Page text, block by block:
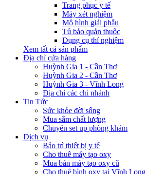
Trang phục y tế
Máy xét nghiệm
Mô hình giải phẫu
Tủ bảo quản thuốc
Dụng cụ thí nghiệm
Xem tất cả sản phẩm
Địa chỉ cửa hàng
Huỳnh Gia 1 - Cần Thơ
Huỳnh Gia 2 - Cần Thơ
Huỳnh Gia 3 - Vĩnh Long
Địa chỉ các chi nhánh
Tin Tức
Sức khỏe đời sống
Mua sắm chất lượng
Chuyên set up phòng khám
Dịch vụ
Bảo trì thiết bị y tế
Cho thuê máy tạo oxy
Mua bán máy tạo oxy cũ
Cho thuê bình oxy tại Vĩnh Long